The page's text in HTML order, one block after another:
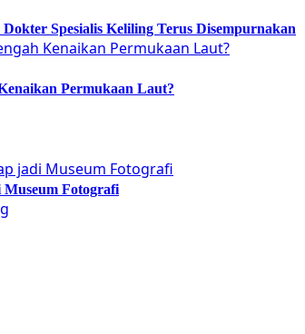
Spesialis Keliling Terus Disempurnakan
Permukaan Laut?
Museum Fotografi